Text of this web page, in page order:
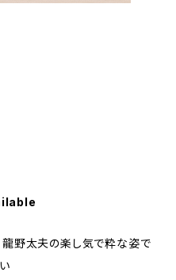
野太夫の楽し気で粋な姿で